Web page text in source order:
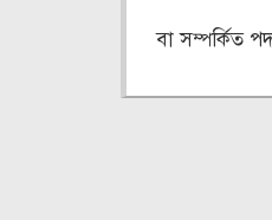
বা সম্পর্কিত